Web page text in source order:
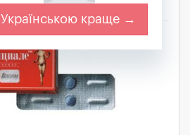
ПОТЕНЦИАЛЕ
Українською краще →